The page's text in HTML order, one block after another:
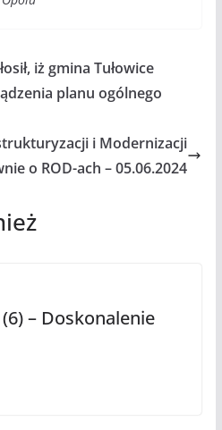
iż gmina Tułowice
planu ogólnego
i Modernizacji
o ROD-ach – 05.06.2024
– Doskonalenie